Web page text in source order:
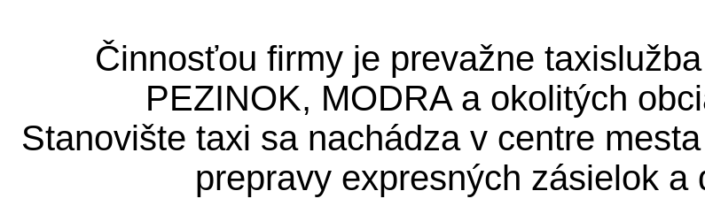
Činnosťou firmy je prevažne
PEZINOK, MODRA a okolitých
Stanovište taxi sa nachádza v centre
prepravy expresných zásielok a